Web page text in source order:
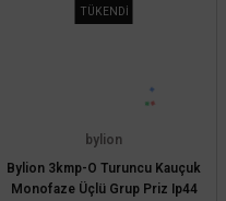
TÜKENDİ
bylion
Bylion 3kmp-O Turuncu Kauçuk
Monofaze Üçlü Grup Priz Ip44